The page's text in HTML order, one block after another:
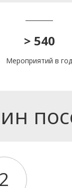
> 540
Мероприятий в год
2